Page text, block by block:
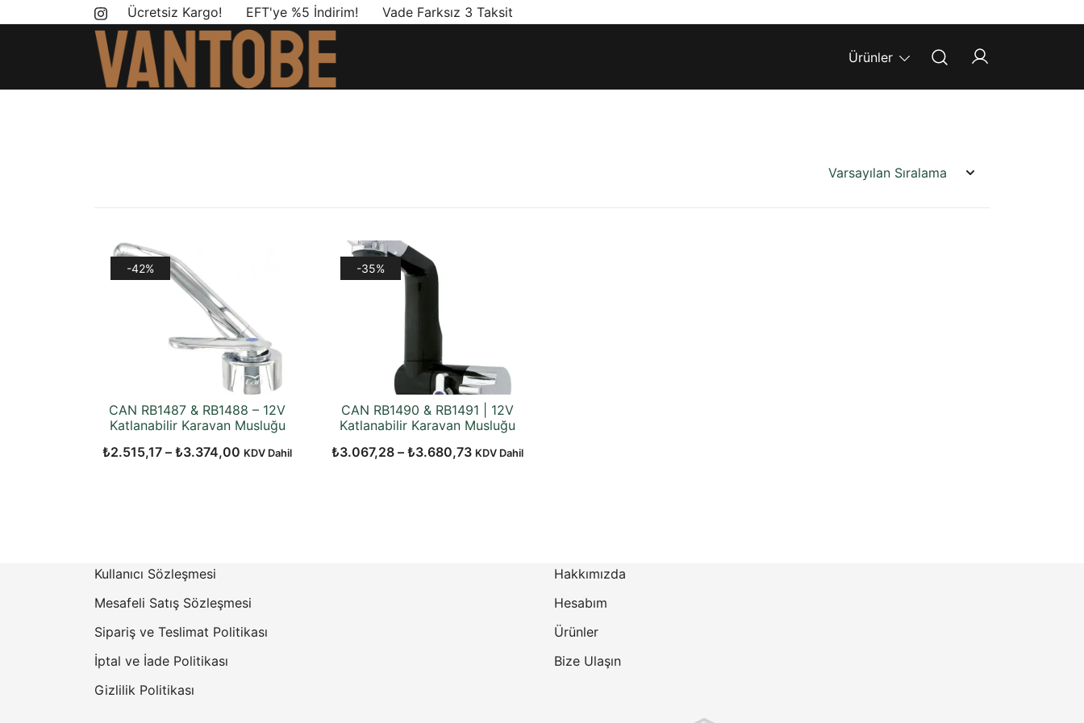
Ücretsiz Kargo! EFT'ye %5 İndirim! Vade Farksız 3 Taksit
Ürünler
-42%
CAN RB1487 & RB1488 – 12V
Katlanabilir Karavan Musluğu
₺2.515,17 – ₺3.374,00 Fiyat
KDV Dahil
-35%
CAN RB1490 & RB1491 | 12V
Katlanabilir Karavan Musluğu
₺3.067,28 – ₺3.680,73Fiyat
KDV Dahil
Kullanıcı Sözleşmesi
Mesafeli Satış Sözleşmesi
Sipariş ve Teslimat Politikası
İptal ve İade Politikası
Gizlilik Politikası
Hakkımızda
Hesabım
Ürünler
Bize Ulaşın